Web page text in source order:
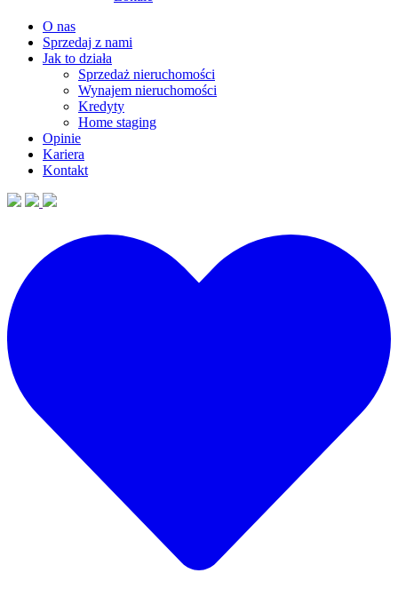
O nas
Sprzedaj z nami
Jak to działa
Sprzedaż nieruchomości
Wynajem nieruchomości
Kredyty
Home staging
Opinie
Kariera
Kontakt